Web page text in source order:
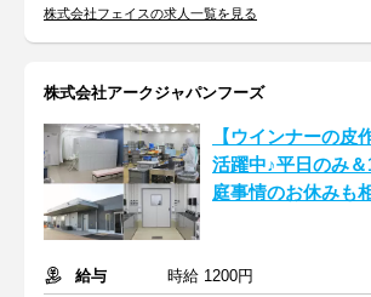
株式会社フェイスの求人一覧を見る
株式会社アークジャパンフーズ
【ウインナーの皮
活躍中♪平日のみ
庭事情のお休みも
給与
時給 1200円